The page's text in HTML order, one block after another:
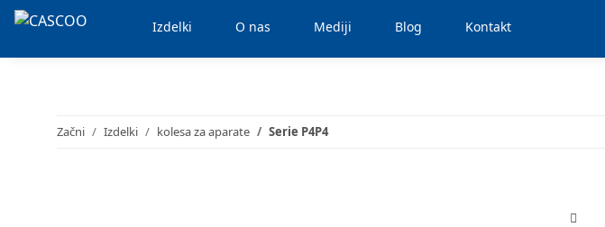
Izdelki O nas Mediji Blog Kontakt
Začni Izdelki kolesa za aparate Serie P4P4